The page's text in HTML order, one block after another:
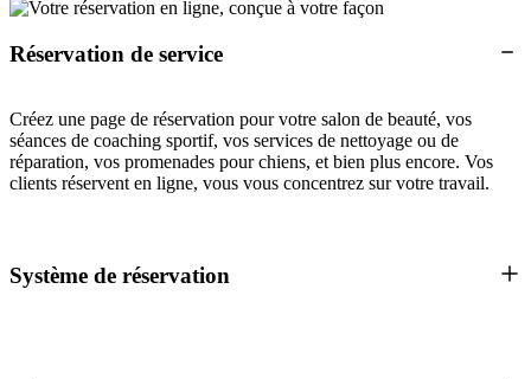
Réservation de service
Créez une page de réservation pour votre salon de beauté, vos
séances de coaching sportif, vos services de nettoyage ou de
réparation, vos promenades pour chiens, et bien plus encore. Vos
clients réservent en ligne, vous vous concentrez sur votre travail.
Système de réservation